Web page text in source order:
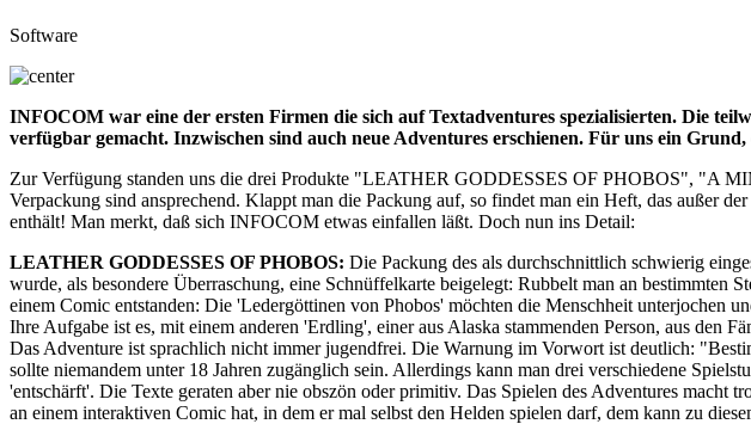
Software
INFOCOM war eine der ersten Firmen die sich auf Textadventures spezialisierten. Die
verfügbar gemacht. Inzwischen sind auch neue Adventures erschienen. Für uns ein
Zur Verfügung standen uns die drei Produkte "LEATHER GODDESSES OF PHOBOS",
Verpackung sind ansprechend. Klappt man die Packung auf, so findet man ein Heft, das
enthält! Man merkt, daß sich INFOCOM etwas einfallen läßt. Doch nun ins Detail:
LEATHER GODDESSES OF PHOBOS: Die Packung des als durchschnittlich schwierig
wurde, als besondere Überraschung, eine Schnüffelkarte beigelegt: Rubbelt man an bestimmten
einem Comic entstanden: Die 'Ledergöttinen von Phobos' möchten die Menschheit unterjochen
Ihre Aufgabe ist es, mit einem anderen 'Erdling', einer aus Alaska stammenden Person, aus den
Das Adventure ist sprachlich nicht immer jugendfrei. Die Warnung im Vorwort ist deutlich:
sollte niemandem unter 18 Jahren zugänglich sein. Allerdings kann man drei verschiedene
'entschärft'. Die Texte geraten aber nie obszön oder primitiv. Das Spielen des Adventures macht
an einem interaktiven Comic hat, in dem er mal selbst den Helden spielen darf, dem kann zu